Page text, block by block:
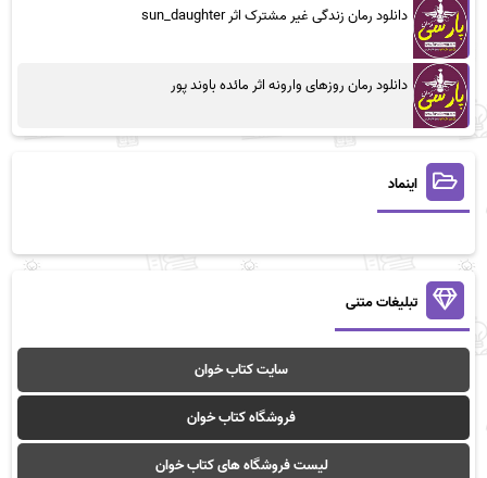
دانلود رمان زندگی غیر مشترک اثر sun_daughter
دانلود رمان روزهای وارونه اثر مائده باوند پور
اینماد
تبلیغات متنی
سایت کتاب خوان
فروشگاه کتاب خوان
لیست فروشگاه های کتاب خوان